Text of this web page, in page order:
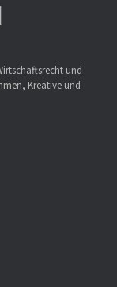
und
Kreative und